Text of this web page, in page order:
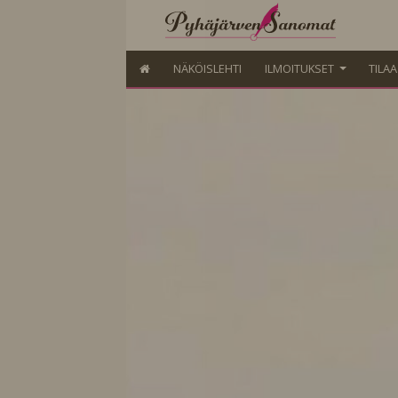
NÄKÖISLEHTI ILMOITUKSET